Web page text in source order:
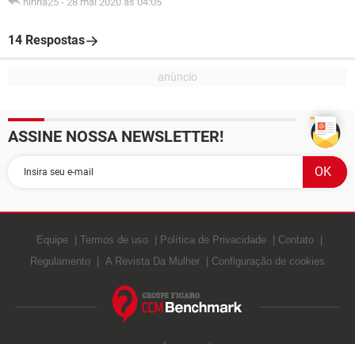
14 Respostas
ASSINE NOSSA NEWSLETTER!
Equipe Termos de uso Política de Privacidade
Contato
Regulamento
A Revista Da Mulher Configuração de cookies